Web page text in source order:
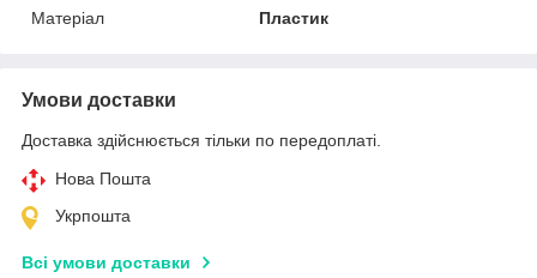
Матеріал
Пластик
Умови доставки
Доставка здійснюється тільки по передоплаті.
Нова Пошта
Укрпошта
Всі умови доставки